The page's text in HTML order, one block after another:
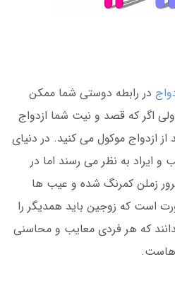
در رابطه دوستی شما ممکن
اگر که قصد و نیت شما ازدواج
ازدواج موکول می کنید. در دنیای
ایراد به نظر می رسند اما در
زملن کمرنگ شده و عیب ها
است که زوجین باید همدیگر را
که هر فردی معایب و محاسنی
هاست.